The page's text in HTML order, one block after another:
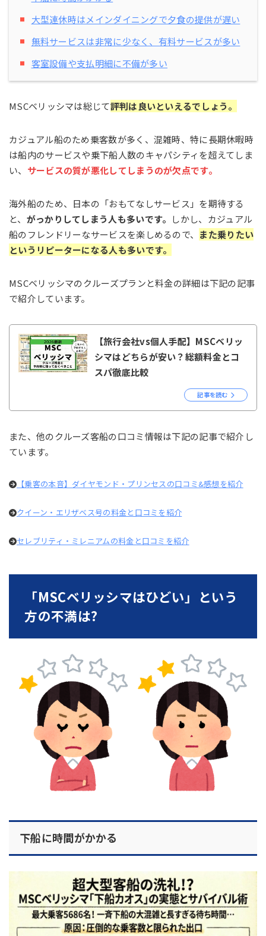
大型連休時はメインダイニングで夕食の提供が遅い
無料サービスは非常に少なく、有料サービスが多い
客室設備や支払明細に不備が多い
MSCベリッシマは総じて評判は良いといえるでしょう。
カジュアル船のため乗客数が多く、混雑時、特に長期休暇時
は船内のサービスや乗下船人数のキャパシティを超えてしま
い、 サービスの質が悪化してしまうのが欠点です。
海外船のため、日本の「おもてなしサービス」を期待する
と、 がっかりしてしまう人も多いです。 しかし、カジュアル
船のフレンドリーなサービスを楽しめるので、 また乗りたい
というリピーターになる人も多いです。
MSCベリッシマのクルーズプランと料金の詳細は下記の記事
で紹介しています。
【旅行会社vs個人手配】MSCベリッ
シマはどちらが安い？総額料金とコ
スパ徹底比較
記事を読む
また、他のクルーズ客船の口コミ情報は下記の記事で紹介し
ています。
【乗客の本音】ダイヤモンド・プリンセスの口コミ&感想を紹介
クイーン・エリザベス号の料金と口コミを紹介
セレブリティ・ミレニアムの料金と口コミを紹介
「MSCベリッシマはひどい」という
方の不満は?
下船に時間がかかる